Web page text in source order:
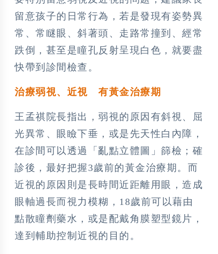
留意孩子的日常行為，若是發現有姿勢異
常、常瞇眼、斜著頭、走路常撞到、經常
跌倒，甚至是瞳孔反射呈現白色，就要盡
快帶到診間檢查。
治療弱視、近視 有黃金治療期
王孟祺院長指出，弱視的原因有斜視、屈
光異常、眼瞼下垂，或是先天性白內障，
在診間可以透過「亂點立體圖」篩檢；確
診後，最好把握3歲前的黃金治療期。而
近視的原因則是長時間近距離用眼，造成
眼軸過長而視力模糊，18歲前可以藉由
點散瞳劑藥水，或是配戴角膜塑型鏡片，
達到輔助控制近視的目的。